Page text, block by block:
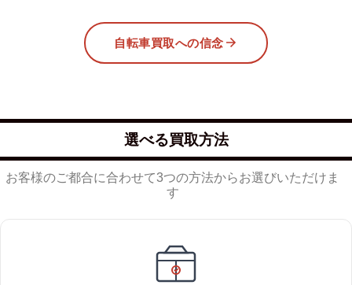
自転車買取への信念
選べる買取方法
お客様のご都合に合わせて3つの方法からお選びいただけま
す